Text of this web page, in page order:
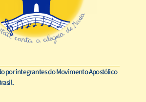
por integrantes do Movimento Apostólico